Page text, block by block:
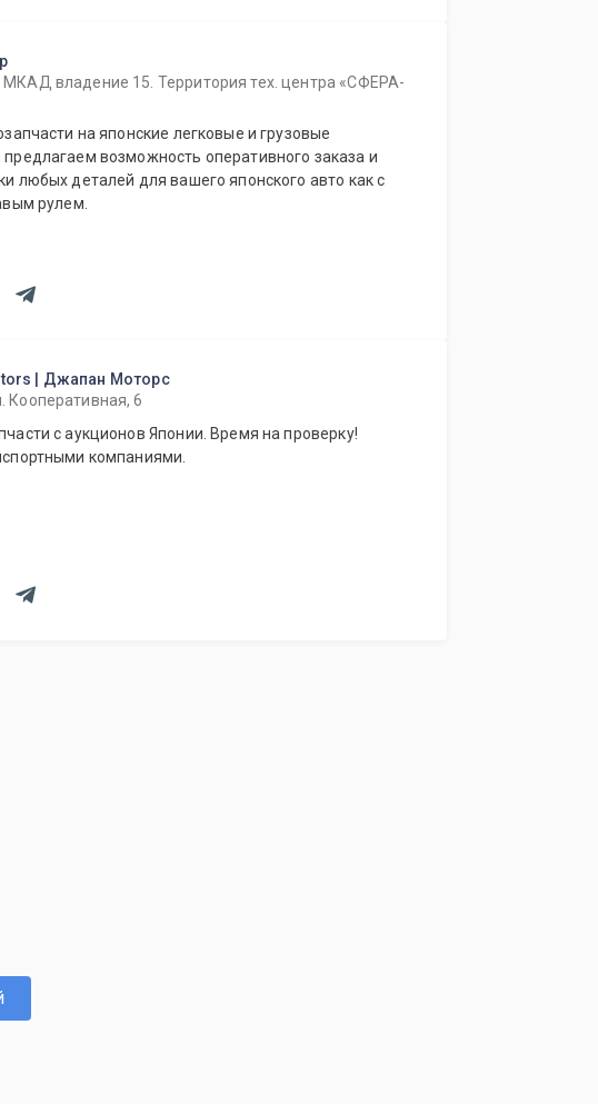
МКАД владение 15. Территория тех. центра «СФЕРА-
на японские легковые и грузовые
любых деталей для вашего японского авто как с
рулем.
| Джапан Моторс
Кооперативная, 6
с аукционов Японии. Время на проверку!
компаниями.